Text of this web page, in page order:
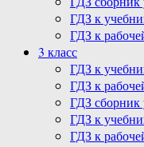
ГДЗ к
ГДЗ к
3 класс
ГДЗ к
ГДЗ к
ГДЗ сборник
ГДЗ к
ГДЗ к